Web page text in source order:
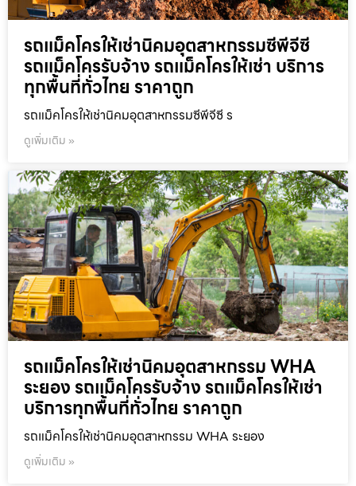
รถแม็คโครให้เช่านิคมอุตสาหกรรมซีพีจีซี
รถแม็คโครรับจ้าง รถแม็คโครให้เช่า บริการ
ทุกพื้นที่ทั่วไทย ราคาถูก
รถแม็คโครให้เช่านิคมอุตสาหกรรมซีพีจีซี ร
ดูเพิ่มเติม »
รถแม็คโครให้เช่านิคมอุตสาหกรรม WHA
ระยอง รถแม็คโครรับจ้าง รถแม็คโครให้เช่า
บริการทุกพื้นที่ทั่วไทย ราคาถูก
รถแม็คโครให้เช่านิคมอุตสาหกรรม WHA ระยอง
ดูเพิ่มเติม »